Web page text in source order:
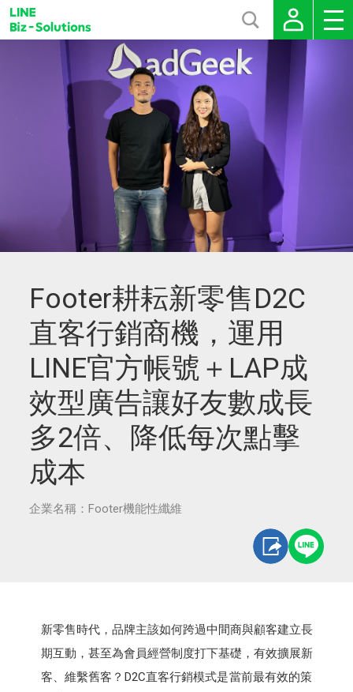
Footer耕耘新零售D2C
直客行銷商機，運用
LINE官方帳號＋LAP成
效型廣告讓好友數成長
多2倍、降低每次點擊
成本
企業名稱：Footer機能性纖維
新零售時代，品牌主該如何跨過中間商與顧客建立長
期互動，甚至為會員經營制度打下基礎，有效擴展新
客、維繫舊客？D2C直客行銷模式是當前最有效的策